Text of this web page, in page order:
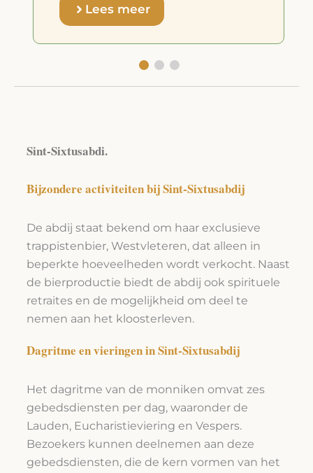
Lees meer
Sint-Sixtusabdi.
Bijzondere activiteiten bij Sint-Sixtusabdij
De abdij staat bekend om haar exclusieve
trappistenbier, Westvleteren, dat alleen in
beperkte hoeveelheden wordt verkocht. Naast
de bierproductie biedt de abdij ook spirituele
retraites en de mogelijkheid om deel te
nemen aan het kloosterleven.
Dagritme en vieringen in Sint-Sixtusabdij
Het dagritme van de monniken omvat zes
gebedsdiensten per dag, waaronder de
Lauden, Eucharistieviering en Vespers.
Bezoekers kunnen deelnemen aan deze
gebedsdiensten, die de kern vormen van het